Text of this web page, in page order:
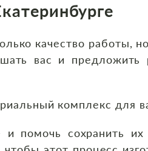
качество работы, но
вас и предложить
комплекс для
помочь сохранить их